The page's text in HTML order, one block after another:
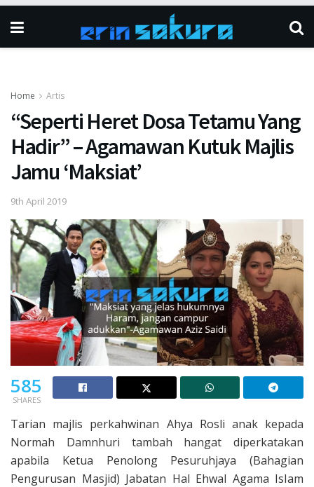
Home Artis
“Seperti Heret Dosa Tetamu Yang
Hadir” – Agamawan Kutuk Majlis
Jamu ‘Maksiat’
9th April 2019
585
SHARES
Tarian majlis perkahwinan Ahya Rosli anak kepada
Normah Damnhuri tambah hangat diperkatakan
apabila Ketua Penolong Pesuruhjaya (Bahagian
Pengurusan Masjid) Jabatan Hal Ehwal Agama IsIam